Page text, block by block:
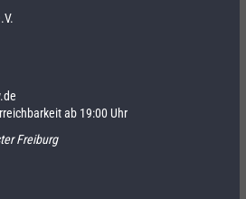
ab 19:00 Uhr
Freiburg